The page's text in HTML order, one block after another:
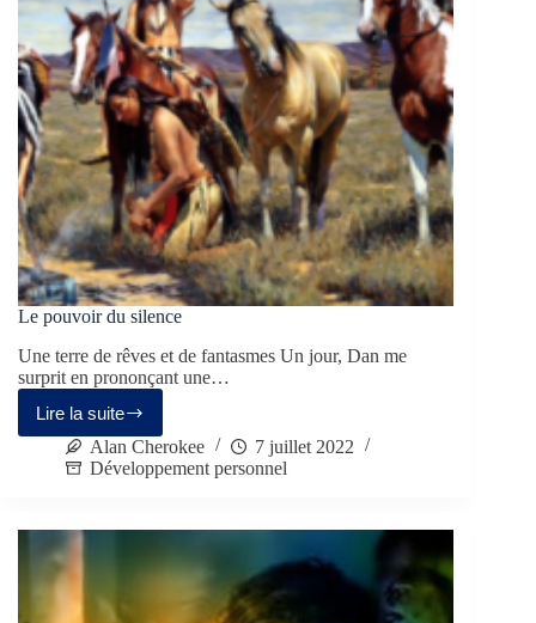
Le pouvoir du silence
Une terre de rêves et de fantasmes Un jour, Dan me
surprit en prononçant une…
Lire la suite
Alan Cherokee
7 juillet 2022
Développement personnel